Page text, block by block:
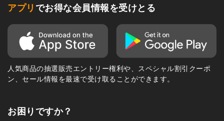
アプリ でお得な会員情報を受けとる
人気商品の抽選販売エントリー権利や、スペシャル割引クーポ
ン、セール情報を最速で受け取ることができます。
お困りですか？